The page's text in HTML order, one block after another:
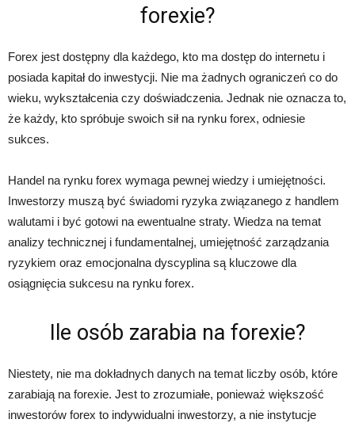
forexie?
Forex jest dostępny dla każdego, kto ma dostęp do internetu i
posiada kapitał do inwestycji. Nie ma żadnych ograniczeń co do
wieku, wykształcenia czy doświadczenia. Jednak nie oznacza to,
że każdy, kto spróbuje swoich sił na rynku forex, odniesie
sukces.
Handel na rynku forex wymaga pewnej wiedzy i umiejętności.
Inwestorzy muszą być świadomi ryzyka związanego z handlem
walutami i być gotowi na ewentualne straty. Wiedza na temat
analizy technicznej i fundamentalnej, umiejętność zarządzania
ryzykiem oraz emocjonalna dyscyplina są kluczowe dla
osiągnięcia sukcesu na rynku forex.
Ile osób zarabia na forexie?
Niestety, nie ma dokładnych danych na temat liczby osób, które
zarabiają na forexie. Jest to zrozumiałe, ponieważ większość
inwestorów forex to indywidualni inwestorzy, a nie instytucje